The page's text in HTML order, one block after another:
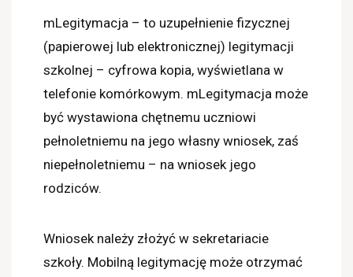
mLegitymacja – to uzupełnienie fizycznej
(papierowej lub elektronicznej) legitymacji
szkolnej – cyfrowa kopia, wyświetlana w
telefonie komórkowym. mLegitymacja może
być wystawiona chętnemu uczniowi
pełnoletniemu na jego własny wniosek, zaś
niepełnoletniemu – na wniosek jego
rodziców.
Wniosek należy złożyć w sekretariacie
szkoły. Mobilną legitymację może otrzymać